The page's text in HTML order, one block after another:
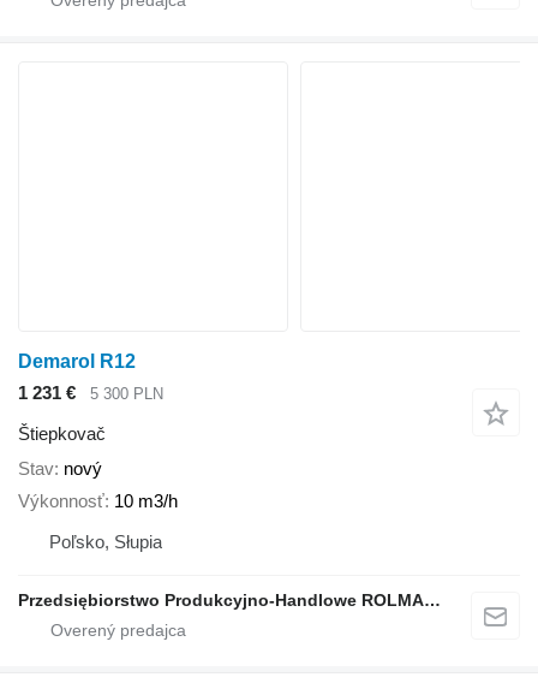
Demarol R12
1 231 €
5 300 PLN
Štiepkovač
Stav nový
Výkonnosť 10 m3/h
Poľsko, Słupia
Przedsiębiorstwo Produkcyjno-Handlowe ROLMAPOL Marcin Dziekan